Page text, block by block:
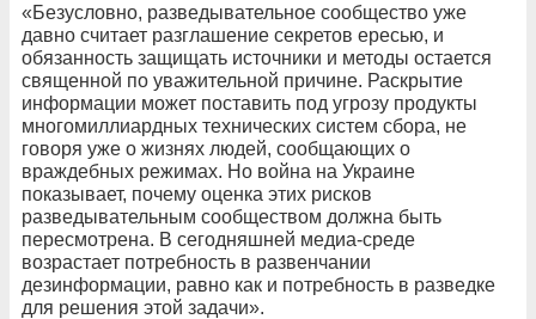
«Безусловно, разведывательное сообщество уже
давно считает разглашение секретов ересью, и
обязанность защищать источники и методы остается
священной по уважительной причине. Раскрытие
информации может поставить под угрозу продукты
многомиллиардных технических систем сбора, не
говоря уже о жизнях людей, сообщающих о
враждебных режимах. Но война на Украине
показывает, почему оценка этих рисков
разведывательным сообществом должна быть
пересмотрена. В сегодняшней медиа-среде
возрастает потребность в развенчании
дезинформации, равно как и потребность в разведке
для решения этой задачи».